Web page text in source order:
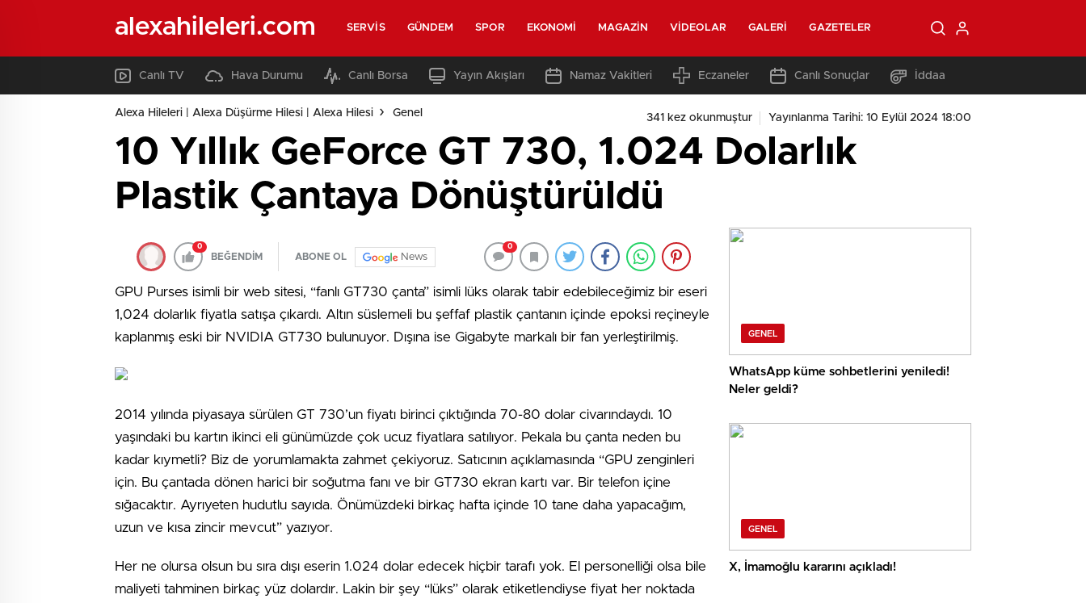
alexahileleri.com SERVIS GÜNDEM SPOR EKONOMI MAGAZIN VIDEOLAR GALERI GAZETELER
Canlı TV Hava Durumu Canlı Borsa Yayın Akışları Namaz Vakitleri Eczaneler Canlı Sonuçlar İddaa
Alexa Hileleri | Alexa Düşürme Hilesi | Alexa Hilesi Genel 341 kez okunmuştur Yayınlanma Tarihi: 10 Eylül 2024 18:00
10 Yıllık GeForce GT 730, 1.024 Dolarlık
Plastik Çantaya Dönüştürüldü
0
BEĞENDİM ABONE OL News
0
GPU Purses isimli bir web sitesi, “fanlı GT730 çanta” isimli lüks olarak tabir edebileceğimiz bir eseri
1,024 dolarlık fiyatla satışa çıkardı. Altın süslemeli bu şeffaf plastik çantanın içinde epoksi reçineyle
kaplanmış eski bir NVIDIA GT730 bulunuyor. Dışına ise Gigabyte markalı bir fan yerleştirilmiş.
2014 yılında piyasaya sürülen GT 730’un fiyatı birinci çıktığında 70-80 dolar civarındaydı. 10
yaşındaki bu kartın ikinci eli günümüzde çok ucuz fiyatlara satılıyor. Pekala bu çanta neden bu
kadar kıymetli? Biz de yorumlamakta zahmet çekiyoruz. Satıcının açıklamasında “GPU zenginleri
için. Bu çantada dönen harici bir soğutma fanı ve bir GT730 ekran kartı var. Bir telefon içine
sığacaktır. Ayrıyeten hudutlu sayıda. Önümüzdeki birkaç hafta içinde 10 tane daha yapacağım,
uzun ve kısa zincir mevcut” yazıyor.
Her ne olursa olsun bu sıra dışı eserin 1.024 dolar edecek hiçbir tarafı yok. El personelliği olsa bile
maliyeti tahminen birkaç yüz dolardır. Lakin bir şey “lüks” olarak etiketlendiyse fiyat her noktada
GENEL
WhatsApp küme sohbetlerini yeniledi!
Neler geldi?
GENEL
X, İmamoğlu kararını açıkladı!